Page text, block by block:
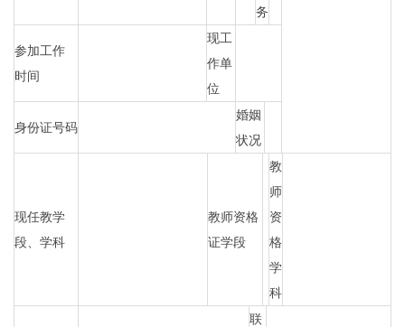
务
参加工作
时间
现工
作单
位
身份证号码
婚姻
状况
现任教学
段、学科
教师资格
证学段
教
师
资
格
学
科
联